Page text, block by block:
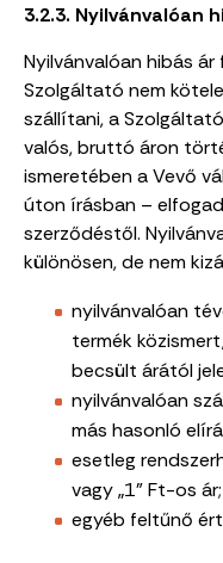
3.2.3. Nyilvánvalóan
Nyilvánvalóan hibás
Szolgáltató nem
szállítani, a
valós, bruttó áron
ismeretében a Vevő
úton írásban –
szerződéstől.
különösen, de nem
nyilvánvalóan
termék
becsült árától
nyilvánvalóan
más hasonló
esetleg
vagy „1” Ft-os ár;
egyéb feltűnő